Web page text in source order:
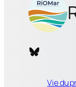
Bluesky RiOMar
Vie du